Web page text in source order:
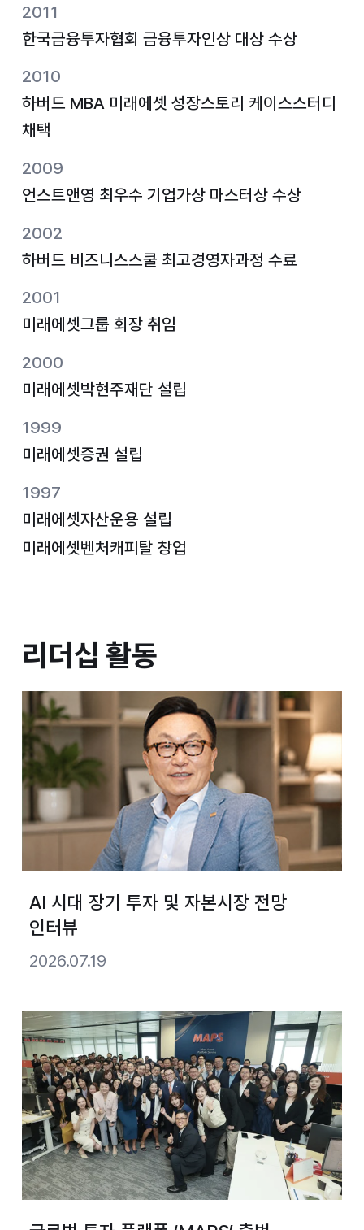
2011
한국금융투자협회 금융투자인상 대상 수상
2010
하버드 MBA 미래에셋 성장스토리 케이스스터디
채택
2009
언스트앤영 최우수 기업가상 마스터상 수상
2002
하버드 비즈니스스쿨 최고경영자과정 수료
2001
미래에셋그룹 회장 취임
2000
미래에셋박현주재단 설립
1999
미래에셋증권 설립
1997
미래에셋자산운용 설립
미래에셋벤처캐피탈 창업
리더십 활동
AI 시대 장기 투자 및 자본시장 전망
인터뷰
2026.07.19